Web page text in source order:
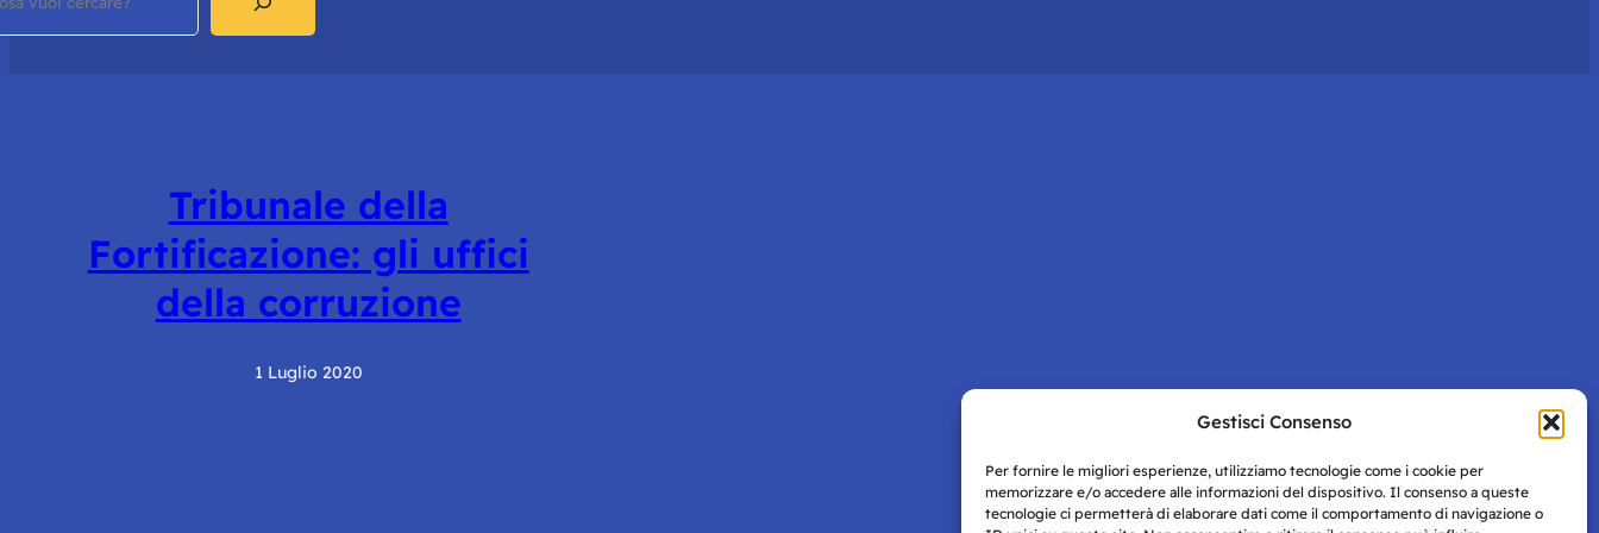
Gestisci Consenso
Per fornire le migliori esperienze, utilizziamo tecnologie come i cookie per
memorizzare e/o accedere alle informazioni del dispositivo. Il consenso a queste
tecnologie ci permetterà di elaborare dati come il comportamento di navigazione o
Tribunale della
Fortificazione: gli uffici
della corruzione
1 Luglio 2020